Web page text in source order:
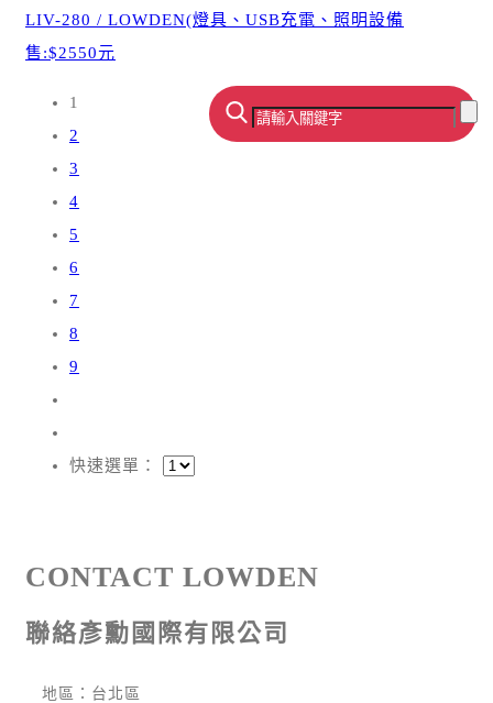
LIV-280 / LOWDEN(燈具、USB充電、照明設備
售:$2550元
1
2
3
4
5
6
7
8
9
快速選單：
CONTACT LOWDEN
聯絡彥勳國際有限公司
地區：台北區